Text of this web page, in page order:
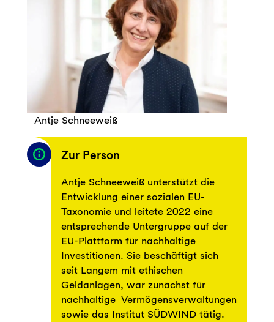
Antje Schneeweiß
Zur Person
Antje Schneeweiß unterstützt die
Entwicklung einer sozialen EU-
Taxonomie und leitete 2022 eine
entsprechende Untergruppe auf der
EU-Plattform für nachhaltige
Investitionen. Sie beschäftigt sich
seit Langem mit ethischen
Geldanlagen, war zunächst für
nachhaltige Vermögensverwaltungen
sowie das Institut SÜDWIND tätig.